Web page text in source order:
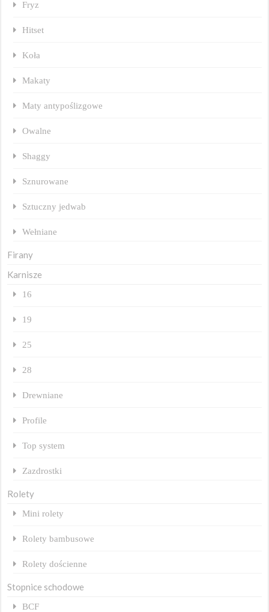
Fryz
Hitset
Koła
Makaty
Maty antypoślizgowe
Owalne
Shaggy
Sznurowane
Sztuczny jedwab
Wełniane
Firany
Karnisze
16
19
25
28
Drewniane
Profile
Top system
Zazdrostki
Rolety
Mini rolety
Rolety bambusowe
Rolety dościenne
Stopnice schodowe
BCF